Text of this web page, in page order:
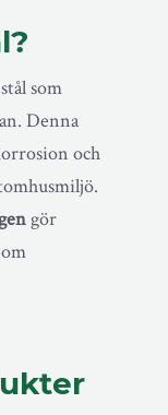
som
Denna
och
gör